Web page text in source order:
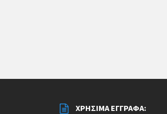
ΧΡΉΣΙΜΑ ΈΓΓΡΑΦΑ: